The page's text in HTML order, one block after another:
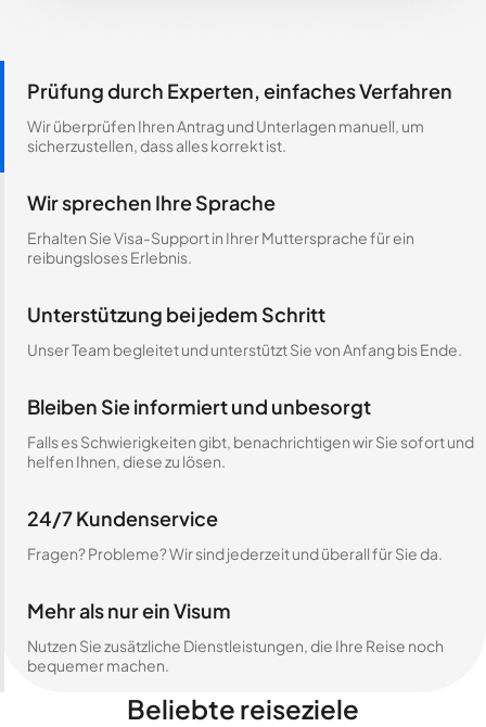
Prüfung durch Experten, einfaches Verfahren
Wir überprüfen Ihren Antrag und Unterlagen manuell, um
sicherzustellen, dass alles korrekt ist.
Wir sprechen Ihre Sprache
Erhalten Sie Visa-Support in Ihrer Muttersprache für ein
reibungsloses Erlebnis.
Unterstützung bei jedem Schritt
Unser Team begleitet und unterstützt Sie von Anfang bis Ende.
Bleiben Sie informiert und unbesorgt
Falls es Schwierigkeiten gibt, benachrichtigen wir Sie sofort und
helfen Ihnen, diese zu lösen.
24/7 Kundenservice
Fragen? Probleme? Wir sind jederzeit und überall für Sie da.
Mehr als nur ein Visum
Nutzen Sie zusätzliche Dienstleistungen, die Ihre Reise noch
bequemer machen.
Beliebte reiseziele